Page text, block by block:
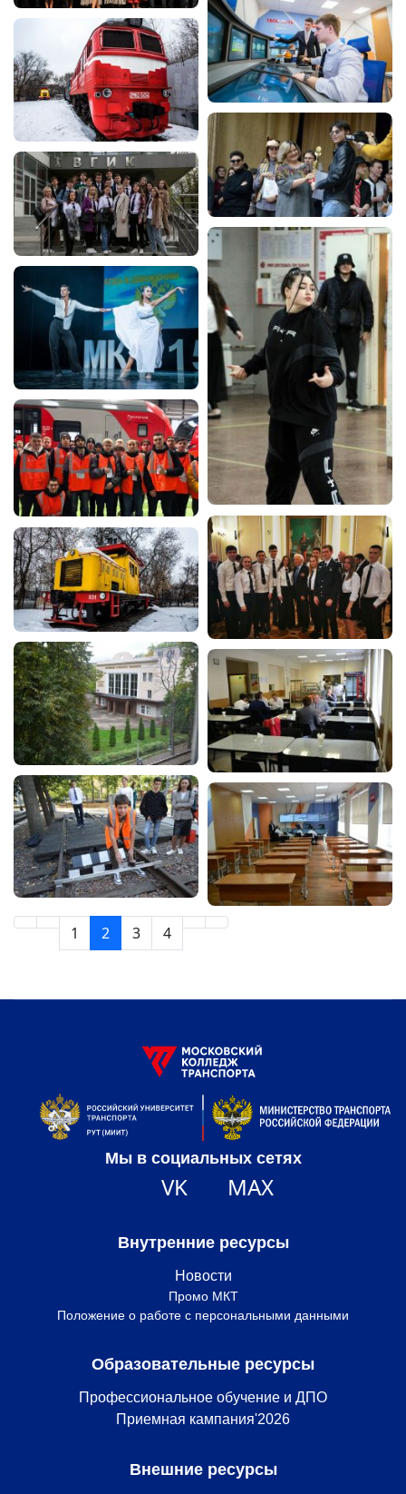
1 2 3 4
Мы в социальных сетях
VK MAX
Внутренние ресурсы
Новости
Промо МКТ
Положение о работе с персональными данными
Образовательные ресурсы
Профессиональное обучение и ДПО
Приемная кампания'2026
Внешние ресурсы